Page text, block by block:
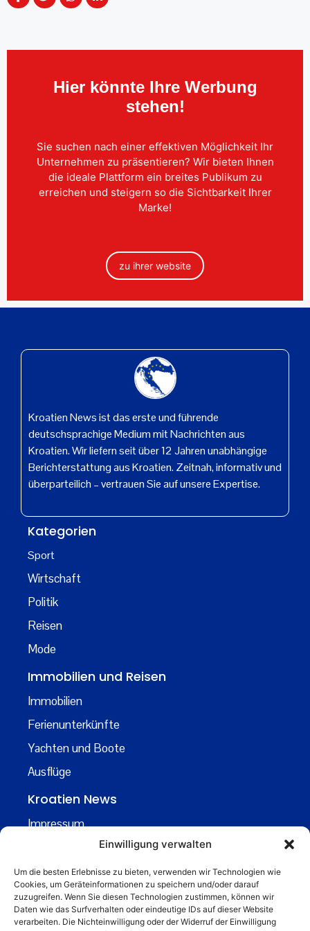
Einwilligung verwalten
Um die besten Erlebnisse zu bieten, verwenden wir Technologien wie
Cookies, um Geräteinformationen zu speichern und/oder darauf
zuzugreifen. Wenn Sie diesen Technologien zustimmen, können wir
Daten wie das Surfverhalten oder eindeutige IDs auf dieser Website
verarbeiten. Die Nichteinwilligung oder der Widerruf der Einwilligung
Hier könnte Ihre Werbung
stehen!
Sie suchen nach einer effektiven Möglichkeit Ihr
Unternehmen zu präsentieren? Wir bieten Ihnen
die ideale Plattform ein breites Publikum zu
erreichen und steigern so die Sichtbarkeit Ihrer
Marke!
zu ihrer website
Kroatien News ist das erste und führende
deutschsprachige Medium mit Nachrichten aus
Kroatien. Wir liefern seit über 12 Jahren unabhängige
Berichterstattung aus Kroatien. Zeitnah, informativ und
überparteilich – vertrauen Sie auf unsere Expertise.
Kategorien
Sport
Wirtschaft
Politik
Reisen
Mode
Immobilien und Reisen
Immobilien
Ferienunterkünfte
Yachten und Boote
Ausflüge
Kroatien News
Impressum
Kontakt
Über uns
Business